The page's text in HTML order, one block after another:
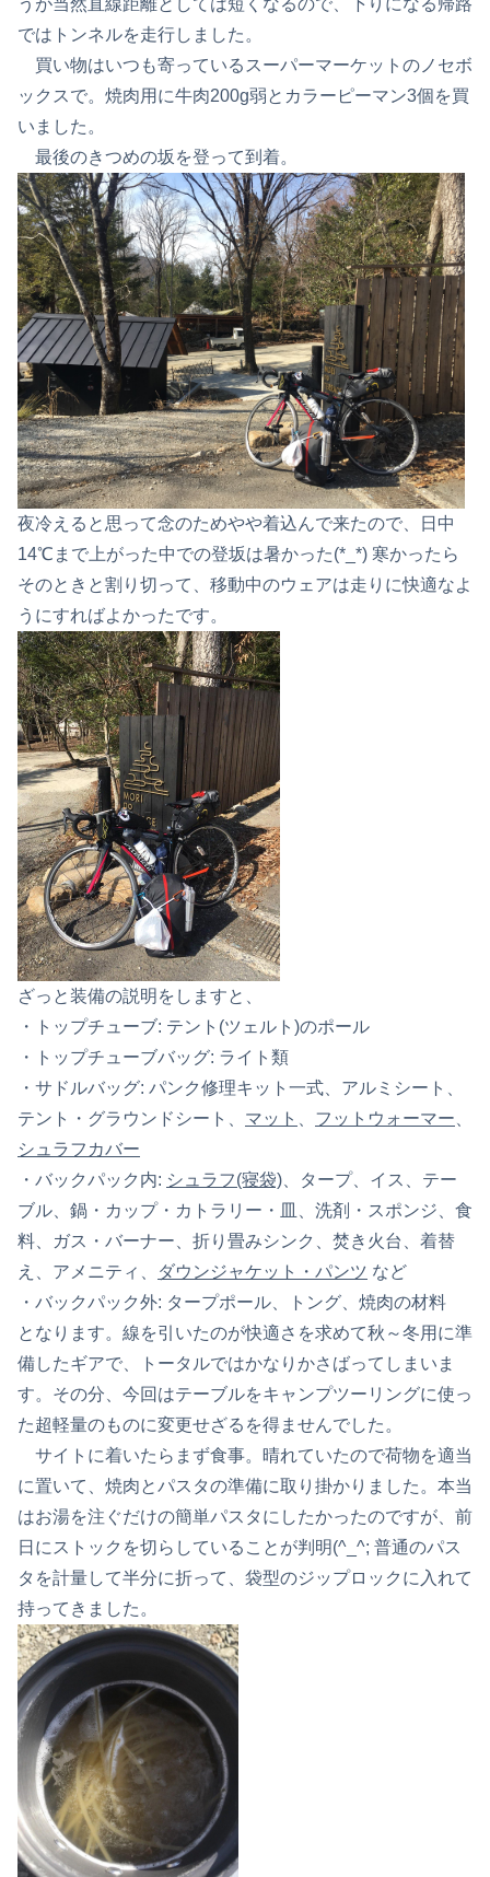
ではトンネルを走行しました。
買い物はいつも寄っているスーパーマーケットのノセボ
ックスで。焼肉用に牛肉200g弱とカラーピーマン3個を買
いました。
最後のきつめの坂を登って到着。
夜冷えると思って念のためやや着込んで来たので、日中
14℃まで上がった中での登坂は暑かった(*_*) 寒かったら
そのときと割り切って、移動中のウェアは走りに快適なよ
うにすればよかったです。
ざっと装備の説明をしますと、
・トップチューブ: テント(ツェルト)のポール
・トップチューブバッグ: ライト類
・サドルバッグ: パンク修理キット一式、アルミシート、
テント・グラウンドシート、 マット フットウォーマー
シュラフカバー
・バックパック内: シュラフ(寝袋) 、タープ、イス、テー
ブル、鍋・カップ・カトラリー・皿、洗剤・スポンジ、食
料、ガス・バーナー、折り畳みシンク、焚き火台、着替
え、アメニティ、
ダウンジャケット・パンツ など
・バックパック外: タープポール、トング、焼肉の材料
となります。線を引いたのが快適さを求めて秋～冬用に準
備したギアで、トータルではかなりかさばってしまいま
す。その分、今回はテーブルをキャンプツーリングに使っ
た超軽量のものに変更せざるを得ませんでした。
サイトに着いたらまず食事。晴れていたので荷物を適当
に置いて、焼肉とパスタの準備に取り掛かりました。本当
はお湯を注ぐだけの簡単パスタにしたかったのですが、前
日にストックを切らしていることが判明(^_^; 普通のパス
タを計量して半分に折って、袋型のジップロックに入れて
持ってきました。